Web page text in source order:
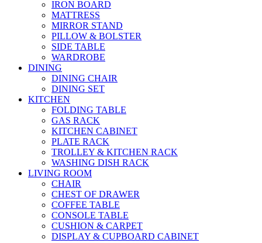
IRON BOARD
MATTRESS
MIRROR STAND
PILLOW & BOLSTER
SIDE TABLE
WARDROBE
DINING
DINING CHAIR
DINING SET
KITCHEN
FOLDING TABLE
GAS RACK
KITCHEN CABINET
PLATE RACK
TROLLEY & KITCHEN RACK
WASHING DISH RACK
LIVING ROOM
CHAIR
CHEST OF DRAWER
COFFEE TABLE
CONSOLE TABLE
CUSHION & CARPET
DISPLAY & CUPBOARD CABINET